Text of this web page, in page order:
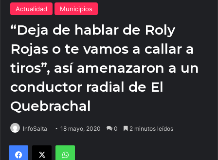
Actualidad Municipios
“Deja de hablar de Roly
Rojas o te vamos a callar a
tiros”, así amenazaron a un
conductor radial de El
Quebrachal
InfoSalta 18 mayo, 2020 0 2 minutos leídos
Facebook
X WhatsApp